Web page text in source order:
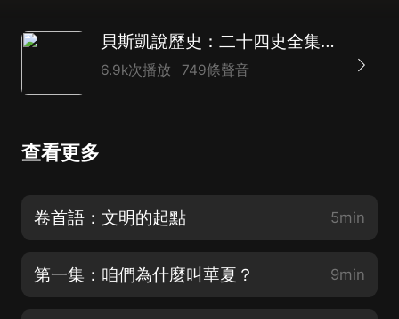
貝斯凱說歷史：二十四史全集|五千年文化傳承|以史為鑒
6.9k次播放 749條聲音
查看更多
卷首語：文明的起點 5min
第一集：咱們為什麼叫華夏？ 9min